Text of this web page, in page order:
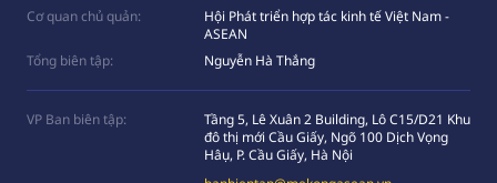
Cơ quan chủ quản:
Hội Phát triển hợp tác kinh tế Việt Nam -
ASEAN
Tổng biên tập:
Nguyễn Hà Thắng
VP Ban biên tập:
Tầng 5, Lê Xuân 2 Building, Lô C15/D21 Khu
đô thị mới Cầu Giấy, Ngõ 100 Dịch Vọng
Hâụ, P. Cầu Giấy, Hà Nội